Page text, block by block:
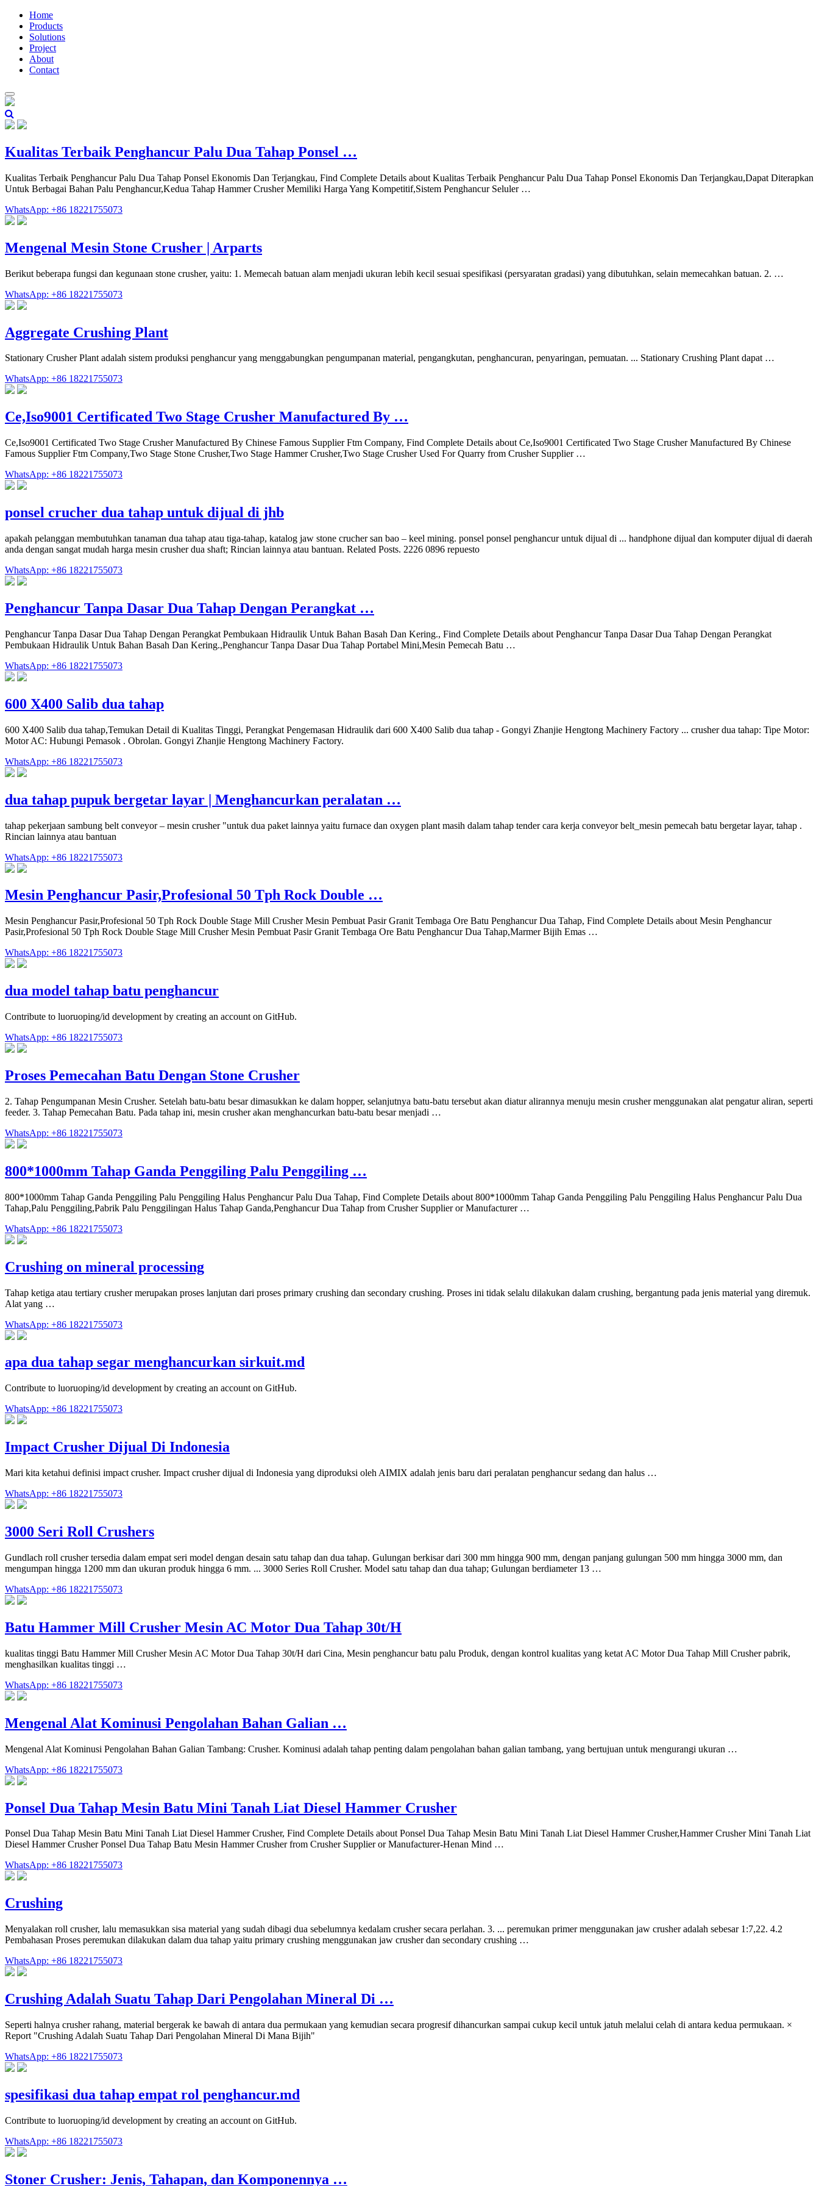
Home
Products
Solutions
Project
About
Contact
Kualitas Terbaik Penghancur Palu Dua Tahap Ponsel …
Kualitas Terbaik Penghancur Palu Dua Tahap Ponsel Ekonomis Dan Terjangkau, Find Complete Details about Kualitas Terbaik Penghancur Palu Dua Tahap Ponsel Ekonomis Dan Terjangkau,Dapat Diterapkan
Untuk Berbagai Bahan Palu Penghancur,Kedua Tahap Hammer Crusher Memiliki Harga Yang Kompetitif,Sistem Penghancur Seluler …
WhatsApp: +86 18221755073
Mengenal Mesin Stone Crusher | Arparts
Berikut beberapa fungsi dan kegunaan stone crusher, yaitu: 1. Memecah batuan alam menjadi ukuran lebih kecil sesuai spesifikasi (persyaratan gradasi) yang dibutuhkan, selain memecahkan batuan. 2. …
WhatsApp: +86 18221755073
Aggregate Crushing Plant
Stationary Crusher Plant adalah sistem produksi penghancur yang menggabungkan pengumpanan material, pengangkutan, penghancuran, penyaringan, pemuatan. ... Stationary Crushing Plant dapat …
WhatsApp: +86 18221755073
Ce,Iso9001 Certificated Two Stage Crusher Manufactured By …
Ce,Iso9001 Certificated Two Stage Crusher Manufactured By Chinese Famous Supplier Ftm Company, Find Complete Details about Ce,Iso9001 Certificated Two Stage Crusher Manufactured By Chinese
Famous Supplier Ftm Company,Two Stage Stone Crusher,Two Stage Hammer Crusher,Two Stage Crusher Used For Quarry from Crusher Supplier …
WhatsApp: +86 18221755073
ponsel crucher dua tahap untuk dijual di jhb
apakah pelanggan membutuhkan tanaman dua tahap atau tiga-tahap, katalog jaw stone crucher san bao – keel mining. ponsel ponsel penghancur untuk dijual di ... handphone dijual dan komputer dijual di daerah
anda dengan sangat mudah harga mesin crusher dua shaft; Rincian lainnya atau bantuan. Related Posts. 2226 0896 repuesto
WhatsApp: +86 18221755073
Penghancur Tanpa Dasar Dua Tahap Dengan Perangkat …
Penghancur Tanpa Dasar Dua Tahap Dengan Perangkat Pembukaan Hidraulik Untuk Bahan Basah Dan Kering., Find Complete Details about Penghancur Tanpa Dasar Dua Tahap Dengan Perangkat
Pembukaan Hidraulik Untuk Bahan Basah Dan Kering.,Penghancur Tanpa Dasar Dua Tahap Portabel Mini,Mesin Pemecah Batu …
WhatsApp: +86 18221755073
600 X400 Salib dua tahap
600 X400 Salib dua tahap,Temukan Detail di Kualitas Tinggi, Perangkat Pengemasan Hidraulik dari 600 X400 Salib dua tahap - Gongyi Zhanjie Hengtong Machinery Factory ... crusher dua tahap: Tipe Motor:
Motor AC: Hubungi Pemasok . Obrolan. Gongyi Zhanjie Hengtong Machinery Factory.
WhatsApp: +86 18221755073
dua tahap pupuk bergetar layar | Menghancurkan peralatan …
tahap pekerjaan sambung belt conveyor – mesin crusher "untuk dua paket lainnya yaitu furnace dan oxygen plant masih dalam tahap tender cara kerja conveyor belt_mesin pemecah batu bergetar layar, tahap .
Rincian lainnya atau bantuan
WhatsApp: +86 18221755073
Mesin Penghancur Pasir,Profesional 50 Tph Rock Double …
Mesin Penghancur Pasir,Profesional 50 Tph Rock Double Stage Mill Crusher Mesin Pembuat Pasir Granit Tembaga Ore Batu Penghancur Dua Tahap, Find Complete Details about Mesin Penghancur
Pasir,Profesional 50 Tph Rock Double Stage Mill Crusher Mesin Pembuat Pasir Granit Tembaga Ore Batu Penghancur Dua Tahap,Marmer Bijih Emas …
WhatsApp: +86 18221755073
dua model tahap batu penghancur
Contribute to luoruoping/id development by creating an account on GitHub.
WhatsApp: +86 18221755073
Proses Pemecahan Batu Dengan Stone Crusher
2. Tahap Pengumpanan Mesin Crusher. Setelah batu-batu besar dimasukkan ke dalam hopper, selanjutnya batu-batu tersebut akan diatur alirannya menuju mesin crusher menggunakan alat pengatur aliran, seperti
feeder. 3. Tahap Pemecahan Batu. Pada tahap ini, mesin crusher akan menghancurkan batu-batu besar menjadi …
WhatsApp: +86 18221755073
800*1000mm Tahap Ganda Penggiling Palu Penggiling …
800*1000mm Tahap Ganda Penggiling Palu Penggiling Halus Penghancur Palu Dua Tahap, Find Complete Details about 800*1000mm Tahap Ganda Penggiling Palu Penggiling Halus Penghancur Palu Dua
Tahap,Palu Penggiling,Pabrik Palu Penggilingan Halus Tahap Ganda,Penghancur Dua Tahap from Crusher Supplier or Manufacturer …
WhatsApp: +86 18221755073
Crushing on mineral processing
Tahap ketiga atau tertiary crusher merupakan proses lanjutan dari proses primary crushing dan secondary crushing. Proses ini tidak selalu dilakukan dalam crushing, bergantung pada jenis material yang diremuk.
Alat yang …
WhatsApp: +86 18221755073
apa dua tahap segar menghancurkan sirkuit.md
Contribute to luoruoping/id development by creating an account on GitHub.
WhatsApp: +86 18221755073
Impact Crusher Dijual Di Indonesia
Mari kita ketahui definisi impact crusher. Impact crusher dijual di Indonesia yang diproduksi oleh AIMIX adalah jenis baru dari peralatan penghancur sedang dan halus …
WhatsApp: +86 18221755073
3000 Seri Roll Crushers
Gundlach roll crusher tersedia dalam empat seri model dengan desain satu tahap dan dua tahap. Gulungan berkisar dari 300 mm hingga 900 mm, dengan panjang gulungan 500 mm hingga 3000 mm, dan
mengumpan hingga 1200 mm dan ukuran produk hingga 6 mm. ... 3000 Series Roll Crusher. Model satu tahap dan dua tahap; Gulungan berdiameter 13 …
WhatsApp: +86 18221755073
Batu Hammer Mill Crusher Mesin AC Motor Dua Tahap 30t/H
kualitas tinggi Batu Hammer Mill Crusher Mesin AC Motor Dua Tahap 30t/H dari Cina, Mesin penghancur batu palu Produk, dengan kontrol kualitas yang ketat AC Motor Dua Tahap Mill Crusher pabrik,
menghasilkan kualitas tinggi …
WhatsApp: +86 18221755073
Mengenal Alat Kominusi Pengolahan Bahan Galian …
Mengenal Alat Kominusi Pengolahan Bahan Galian Tambang: Crusher. Kominusi adalah tahap penting dalam pengolahan bahan galian tambang, yang bertujuan untuk mengurangi ukuran …
WhatsApp: +86 18221755073
Ponsel Dua Tahap Mesin Batu Mini Tanah Liat Diesel Hammer Crusher
Ponsel Dua Tahap Mesin Batu Mini Tanah Liat Diesel Hammer Crusher, Find Complete Details about Ponsel Dua Tahap Mesin Batu Mini Tanah Liat Diesel Hammer Crusher,Hammer Crusher Mini Tanah Liat
Diesel Hammer Crusher Ponsel Dua Tahap Batu Mesin Hammer Crusher from Crusher Supplier or Manufacturer-Henan Mind …
WhatsApp: +86 18221755073
Crushing
Menyalakan roll crusher, lalu memasukkan sisa material yang sudah dibagi dua sebelumnya kedalam crusher secara perlahan. 3. ... peremukan primer menggunakan jaw crusher adalah sebesar 1:7,22. 4.2
Pembahasan Proses peremukan dilakukan dalam dua tahap yaitu primary crushing menggunakan jaw crusher dan secondary crushing …
WhatsApp: +86 18221755073
Crushing Adalah Suatu Tahap Dari Pengolahan Mineral Di …
Seperti halnya crusher rahang, material bergerak ke bawah di antara dua permukaan yang kemudian secara progresif dihancurkan sampai cukup kecil untuk jatuh melalui celah di antara kedua permukaan. ×
Report "Crushing Adalah Suatu Tahap Dari Pengolahan Mineral Di Mana Bijih"
WhatsApp: +86 18221755073
spesifikasi dua tahap empat rol penghancur.md
Contribute to luoruoping/id development by creating an account on GitHub.
WhatsApp: +86 18221755073
Stoner Crusher: Jenis, Tahapan, dan Komponennya …